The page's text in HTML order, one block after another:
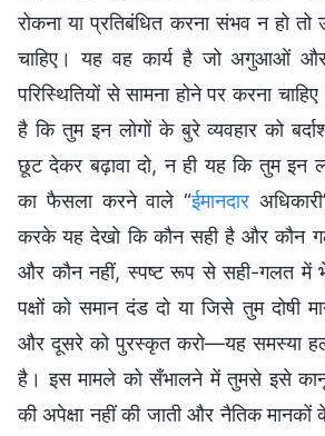
रोकना या प्रतिबंधित करना संभव न हो तो
चाहिए। यह वह कार्य है जो अगुआओं और
परिस्थितियों से सामना होने पर करना
है कि तुम इन लोगों के बुरे व्यवहार को
छूट देकर बढ़ावा दो, न ही यह कि तुम इन
का फैसला करने वाले “ईमानदार
करके यह देखो कि कौन सही है और कौन
और कौन नहीं, स्पष्ट रूप से सही-गलत में
पक्षों को समान दंड दो या जिसे तुम दोषी
और दूसरे को पुरस्कृत करो—यह समस्या
है। इस मामले को सँभालने में तुमसे इसे
की अपेक्षा नहीं की जाती और नैतिक